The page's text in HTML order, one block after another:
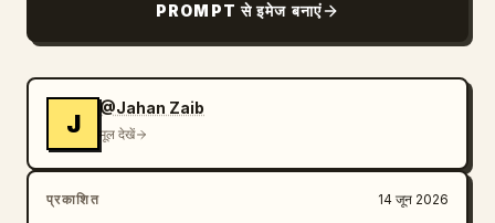
PROMPT से इमेज बनाएं
J
@Jahan Zaib
मूल देखें
प्रकाशित 14 जून 2026